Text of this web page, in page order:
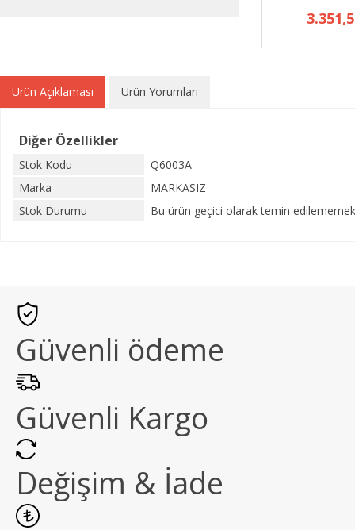
Ürün Açıklaması Ürün Yorumları
Diğer Özellikler
Stok Kodu
Q6003A
Marka
MARKASIZ
Stok Durumu
Bu ürün geçici olarak temin
Güvenli ödeme
Güvenli Kargo
Değişim & İade